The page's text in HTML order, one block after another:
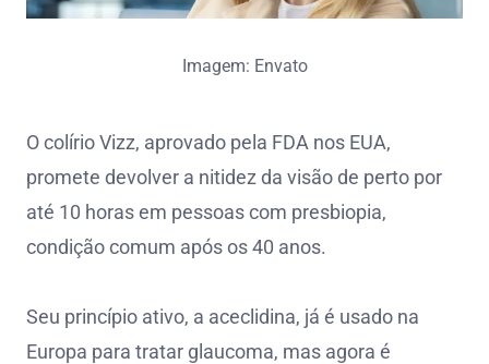
Imagem: Envato
O colírio Vizz, aprovado pela FDA nos EUA,
promete devolver a nitidez da visão de perto por
até 10 horas em pessoas com presbiopia,
condição comum após os 40 anos.
Seu princípio ativo, a aceclidina, já é usado na
Europa para tratar glaucoma, mas agora é